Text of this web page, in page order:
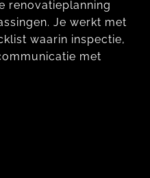
renovatieplanning
Je werkt met
waarin inspectie,
met